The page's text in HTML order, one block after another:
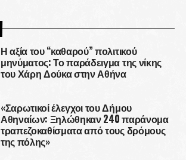
Η αξία του “καθαρού” πολιτικού
μηνύματος: Το παράδειγμα της νίκης
του Χάρη Δούκα στην Αθήνα
«Σαρωτικοί έλεγχοι του Δήμου
Αθηναίων: Ξηλώθηκαν 240 παράνομα
τραπεζοκαθίσματα από τους δρόμους
της πόλης»